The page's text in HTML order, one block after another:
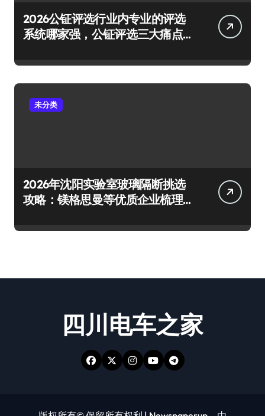
2026公钲评选行业内专业的评选
系统哪家强，公钲评选三大痛点
未分类
2026年沈阳实验室玻璃隔断挑选
攻略：镁格思曼等优质企业梳理
四川电车之家